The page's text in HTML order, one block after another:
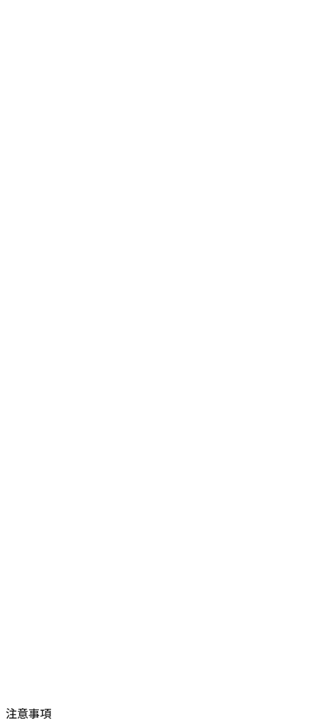
注意事項